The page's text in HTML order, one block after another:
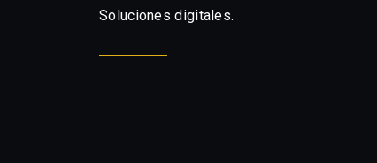
Soluciones digitales.